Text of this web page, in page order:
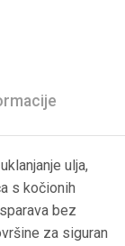
ulja,
s kočionih
bez
za siguran